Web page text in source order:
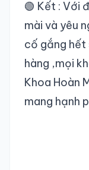
🟢 Kết : Với
mài và yêu
cố gắng hết
hàng ,mọi
Khoa Hoàn
mang hạnh